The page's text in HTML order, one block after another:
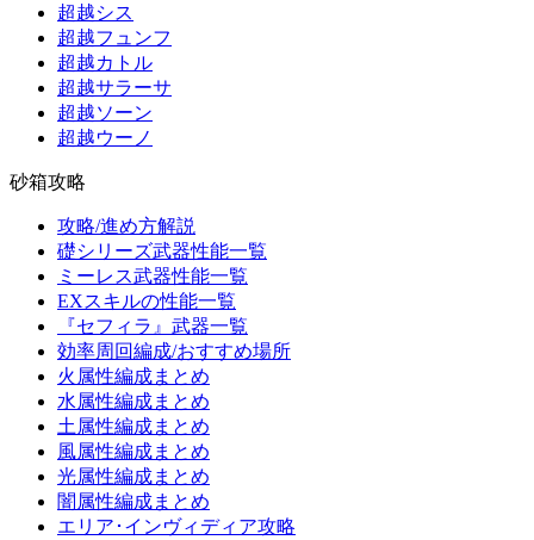
超越シス
超越フュンフ
超越カトル
超越サラーサ
超越ソーン
超越ウーノ
砂箱攻略
攻略/進め方解説
礎シリーズ武器性能一覧
ミーレス武器性能一覧
EXスキルの性能一覧
『セフィラ』武器一覧
効率周回編成/おすすめ場所
火属性編成まとめ
水属性編成まとめ
土属性編成まとめ
風属性編成まとめ
光属性編成まとめ
闇属性編成まとめ
エリア･インヴィディア攻略